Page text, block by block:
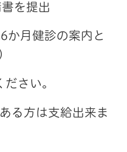
を提出
か月健診の案内と
さい。
る方は支給出来ま